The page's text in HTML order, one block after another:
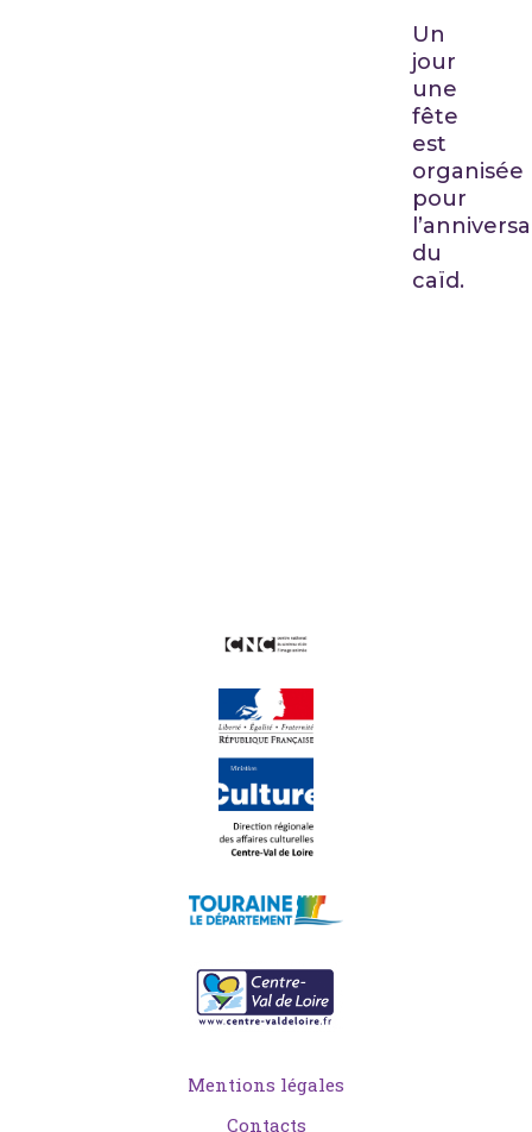
Un
jour
une
fête
est
organisée
pour
du
caïd.
Mentions légales
Contacts